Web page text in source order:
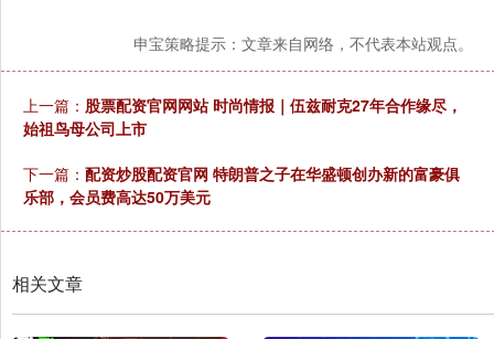
申宝策略提示：文章来自网络，不代表本站观点。
上一篇： 股票配资官网网站 时尚情报｜伍兹耐克27年合作缘尽，
始祖鸟母公司上市
下一篇： 配资炒股配资官网 特朗普之子在华盛顿创办新的富豪俱
乐部，会员费高达50万美元
相关文章